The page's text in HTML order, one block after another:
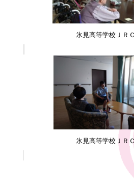
氷見高等学校ＪＲ
氷見高等学校ＪＲ